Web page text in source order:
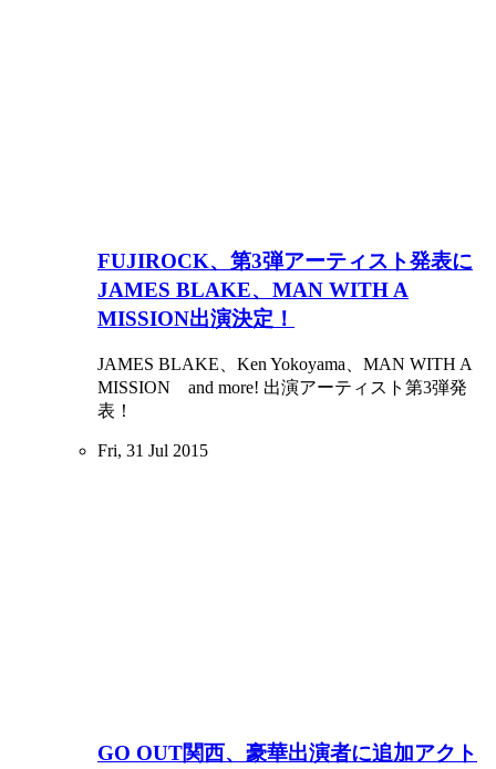
FUJIROCK、第3弾アーティスト発表に
JAMES BLAKE、MAN WITH A
MISSION出演決定！
JAMES BLAKE、Ken Yokoyama、MAN WITH A
MISSION and more! 出演アーティスト第3弾発
表！
Fri, 31 Jul 2015
GO OUT関西、豪華出演者に追加アクト